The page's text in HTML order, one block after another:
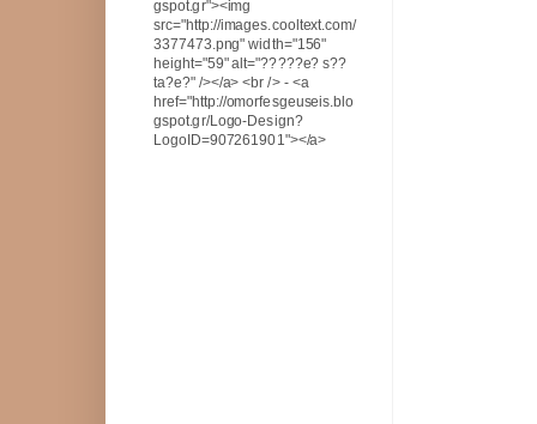
gspot.gr"><img
src="http://images.cooltext.com/
3377473.png" width="156"
height="59" alt="?????e? s??
ta?e?" /></a> <br /> - <a
href="http://omorfesgeuseis.blo
gspot.gr/Logo-Design?
LogoID=907261901"></a>